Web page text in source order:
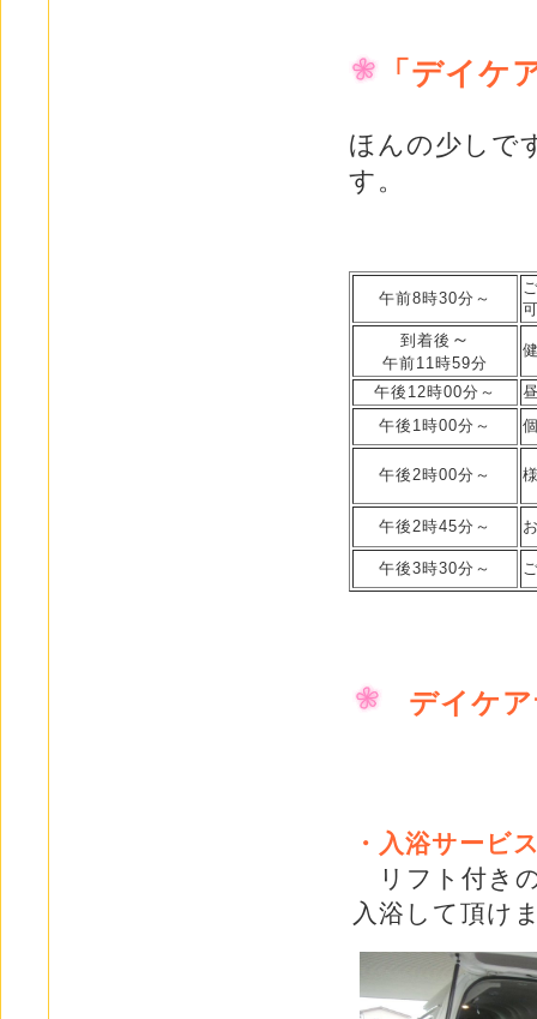
「デイケ
ほんの少しで
す。
午前8時30分～
到着後 ～
午前11時59分
午後12時00分～
午後1時00分～
午後2時00分～
午後2時45分～
午後3時30分～
デイケ
・入浴サービ
リフト付き
入浴して頂け